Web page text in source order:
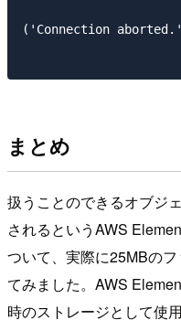
('Connection
まとめ
扱うことのできるオブジ
されるというAWS
ついて、実際に25MBの
てみました。AWS
時のストレージとして使